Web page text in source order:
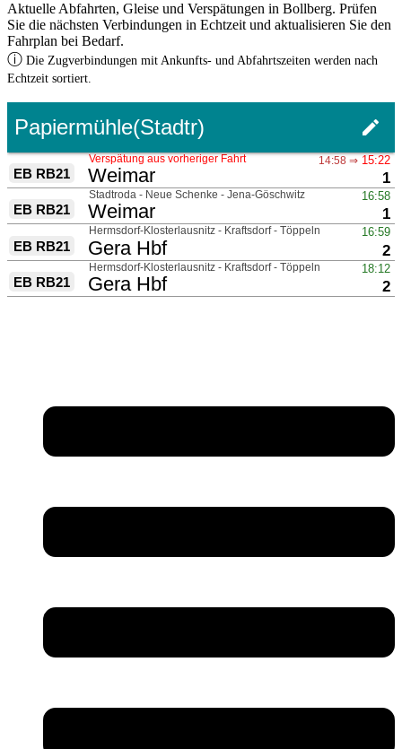
Aktuelle Abfahrten, Gleise und Verspätungen in Bollberg. Prüfen
Sie die nächsten Verbindungen in Echtzeit und aktualisieren Sie den
Fahrplan bei Bedarf.
ⓘ Die Zugverbindungen mit Ankunfts- und Abfahrtszeiten werden nach
Echtzeit sortiert.